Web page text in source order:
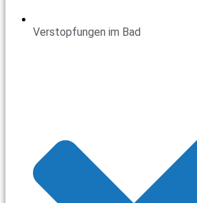
Verstopfungen im Bad